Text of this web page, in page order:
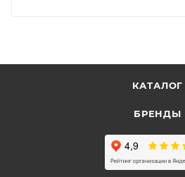
КАТАЛОГ
БРЕНДЫ